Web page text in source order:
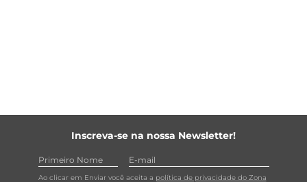
Inscreva-se na nossa Newsletter!
Ao clicar em Enviar você aceita a política de privacidade do Zona